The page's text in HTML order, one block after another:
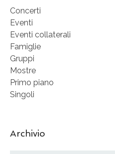
Concerti
Eventi
Eventi collaterali
Famiglie
Gruppi
Mostre
Primo piano
Singoli
Archivio